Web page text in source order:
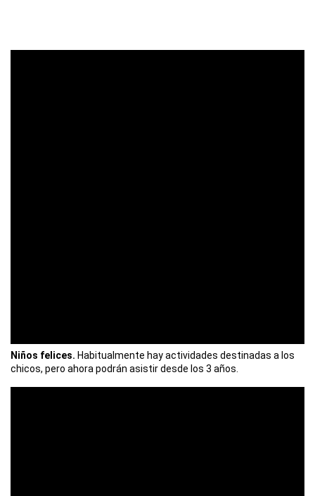
Niños felices. Habitualmente hay actividades destinadas a los
chicos, pero ahora podrán asistir desde los 3 años.